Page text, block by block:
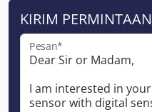
KIRIM PERMINTAAN
Pesan*